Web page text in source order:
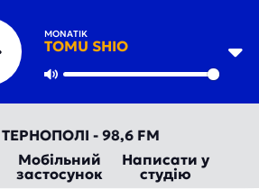
MONATIK
TOMU SHIO
- 98,6 FM
Мобільний
застосунок
Написати у
студію